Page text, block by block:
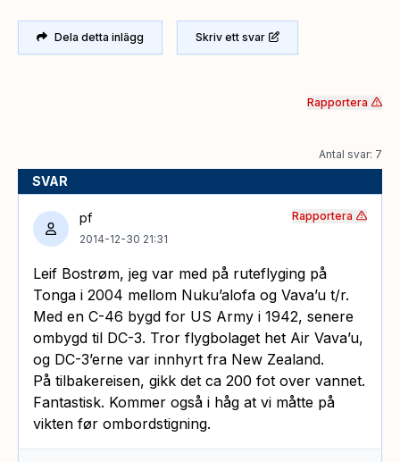
Dela detta inlägg Skriv ett svar
Rapportera
Antal svar: 7
SVAR
pf
2014-12-30 21:31
Leif Bostrøm, jeg var med på ruteflyging på
Tonga i 2004 mellom Nuku’alofa og Vava’u t/r.
Med en C-46 bygd for US Army i 1942, senere
ombygd til DC-3. Tror flygbolaget het Air Vava’u,
og DC-3’erne var innhyrt fra New Zealand.
På tilbakereisen, gikk det ca 200 fot over vannet.
Fantastisk. Kommer også i håg at vi måtte på
vikten før ombordstigning.
Rapportera